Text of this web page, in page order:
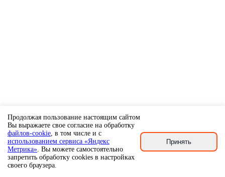
Продолжая пользование настоящим сайтом
Вы выражаете свое согласие на обработку
файлов-cookie, в том числе и с
использованием сервиса «Яндекс
Метрика». Вы можете самостоятельно
запретить обработку cookies в настройках
своего браузера.
Принять